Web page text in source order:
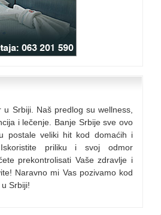
u Srbiji. Naš predlog su wellness,
i lečenje. Banje Srbije sve ovo
postale veliki hit kod domaćih i
priliku i svoj odmor
prekontrolisati Vaše zdravlje i
Naravno mi Vas pozivamo kod
Srbiji!